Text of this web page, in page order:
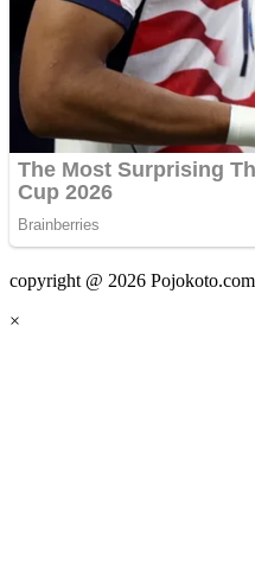
copyright @ 2026 Pojokoto.com
×